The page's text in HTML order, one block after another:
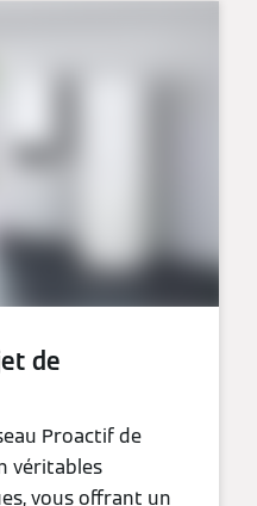
de
Proactif de
véritables
vous offrant un